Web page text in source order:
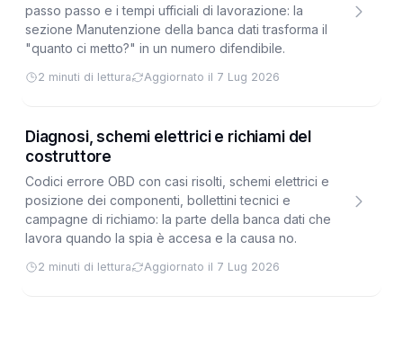
passo passo e i tempi ufficiali di lavorazione: la
sezione Manutenzione della banca dati trasforma il
"quanto ci metto?" in un numero difendibile.
2 minuti di lettura Aggiornato il 7 Lug 2026
Diagnosi, schemi elettrici e richiami del
costruttore
Codici errore OBD con casi risolti, schemi elettrici e
posizione dei componenti, bollettini tecnici e
campagne di richiamo: la parte della banca dati che
lavora quando la spia è accesa e la causa no.
2 minuti di lettura Aggiornato il 7 Lug 2026